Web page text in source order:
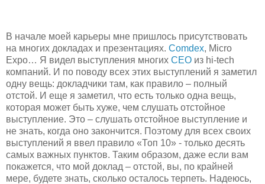
В начале моей карьеры мне пришлось присутствовать
на многих докладах и презентациях. Comdex, Micro
Expo… Я видел выступления многих CEO из hi-tech
компаний. И по поводу всех этих выступлений я заметил
одну вещь: докладчики там, как правило – полный
отстой. И еще я заметил, что есть только одна вещь,
которая может быть хуже, чем слушать отстойное
выступление. Это – слушать отстойное выступление и
не знать, когда оно закончится. Поэтому для всех своих
выступлений я ввел правило «Топ 10» - только десять
самых важных пунктов. Таким образом, даже если вам
покажется, что мой доклад – отстой, вы, по крайней
мере, будете знать, сколько осталось терпеть. Надеюсь,